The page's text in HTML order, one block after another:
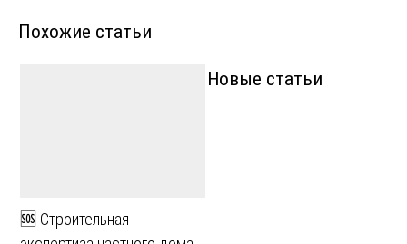
записям
Похожие статьи
🆘 Строительная
Новые статьи